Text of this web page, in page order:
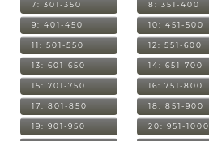
7: 301-350 8: 351-400
9: 401-450 10: 451-500
11: 501-550 12: 551-600
13: 601-650 14: 651-700
15: 701-750 16: 751-800
17: 801-850 18: 851-900
19: 901-950 20: 951-1000